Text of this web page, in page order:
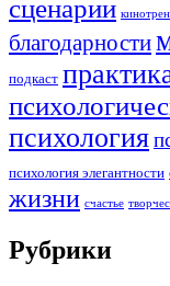
сценарии
благодарности
подкаст
психология
психология элегантности
жизни счастье
Рубрики